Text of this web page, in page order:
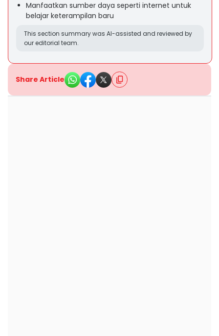
Manfaatkan sumber daya seperti internet untuk
belajar keterampilan baru
This section summary was AI-assisted and reviewed by
our editorial team.
Share Article